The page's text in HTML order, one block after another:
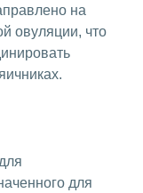
на
овуляции, что
для